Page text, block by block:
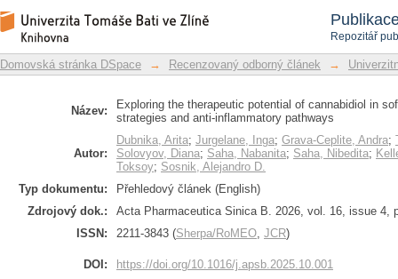
Repozitář
Exploring the therapeutic potential
Delivery strategies and anti-
Repozitář DSpace/Manakin
Domovská stránka DSpace → Recenzovaný odborný článek →
Název:
Exploring the therapeutic potential of cannabidiol in
strategies and anti-inflammatory pathways
Autor:
Dubnika, Arita; Jurgelane, Inga; Grava-Ceplite, Andra;
Solovyov, Diana; Saha, Nabanita; Saha, Nibedita;
Toksoy; Sosnik, Alejandro D.
Typ dokumentu:
Přehledový článek (English)
Zdrojový dok.:
Acta Pharmaceutica Sinica B. 2026, vol. 16, issue 4,
ISSN:
2211-3843 (Sherpa/RoMEO, JCR)
DOI: https://doi.org/10.1016/j.apsb.2025.10.001